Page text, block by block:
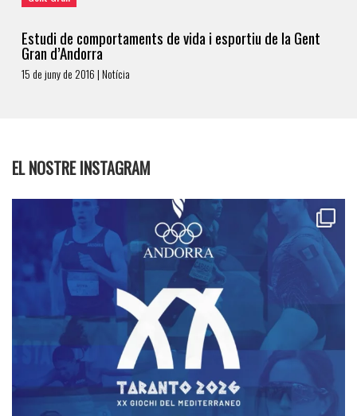
Estudi de comportaments de vida i esportiu de la Gent
Gran d’Andorra
15 de juny de 2016 | Notícia
EL NOSTRE INSTAGRAM